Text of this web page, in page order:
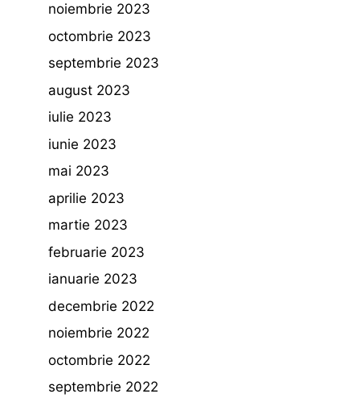
noiembrie 2023
octombrie 2023
septembrie 2023
august 2023
iulie 2023
iunie 2023
mai 2023
aprilie 2023
martie 2023
februarie 2023
ianuarie 2023
decembrie 2022
noiembrie 2022
octombrie 2022
septembrie 2022